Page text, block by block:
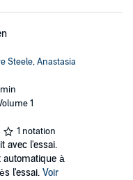
Steele,Anastasia
min
1
1 notation
avec l'essai.
automatique à
l'essai. Voir